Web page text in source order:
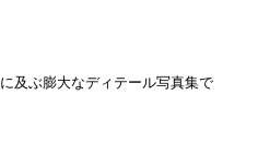
及ぶ膨大なディテール写真集で